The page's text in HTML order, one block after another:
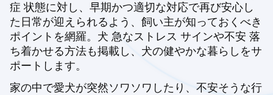
症 状態に対し、早期かつ適切な対応で再び安心し
た日常が迎えられるよう、飼い主が知っておくべき
ポイントを網羅。犬 急なストレス サインや不安 落
ち着かせる方法も掲載し、犬の健やかな暮らしをサ
ポートします。
家の中で愛犬が突然ソワソワしたり、不安そうな行